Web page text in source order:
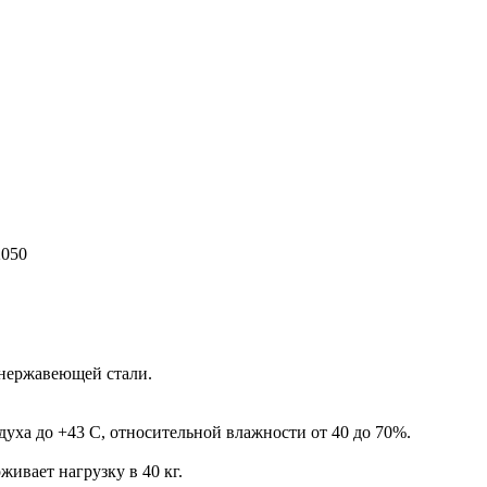
стали.
до +43 С, относительной влажности от 40 до 70%.
нагрузку в 40 кг.